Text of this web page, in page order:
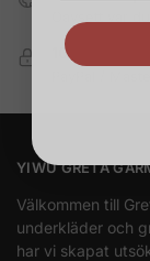
100% Säker
YIWU GRETA
Välkommen till
underkläder och
har vi skapat